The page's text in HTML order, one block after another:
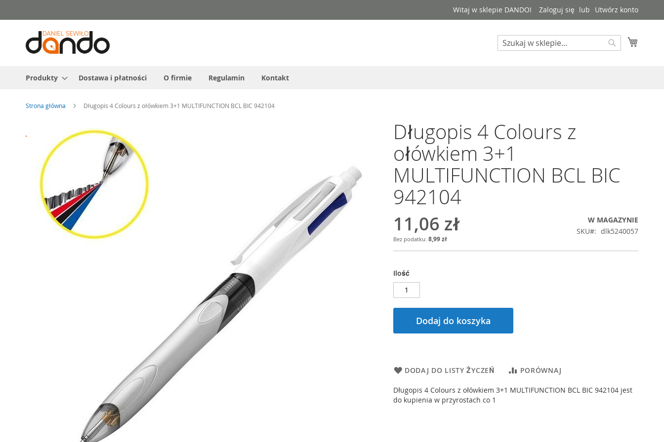
do
treści
Witaj w sklepie DANDO! Zaloguj się Utwórz konto
Search
Produkty Dostawa i płatności O firmie Regulamin Kontakt
Strona główna Długopis 4 Colours z ołówkiem 3+1 MULTIFUNCTION BCL BIC 942104
na
Długopis 4 Colours z
ołówkiem 3+1
MULTIFUNCTION BCL BIC
942104
11,06 zł
8,99 zł
W MAGAZYNIE
SKU
dlk5240057
Ilość
Dodaj do koszyka
DODAJ DO LISTY ŻYCZEŃ PORÓWNAJ
Długopis 4 Colours z ołówkiem 3+1 MULTIFUNCTION BCL BIC 942104 jest
do kupienia w przyrostach co 1